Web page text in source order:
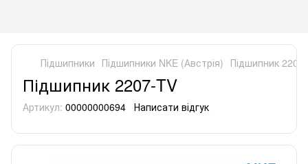
Підшипники Підшипники NKE (Австрія) Підшипник
Підшипник 2207-TV
Артикул: 00000000694 Написати відгук